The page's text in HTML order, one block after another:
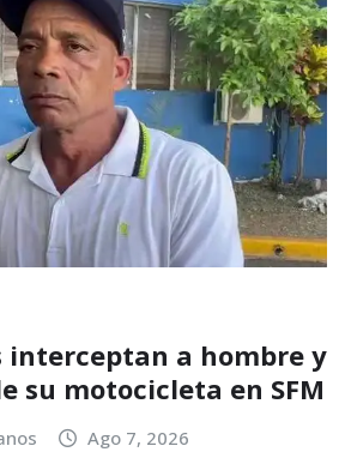
interceptan a hombre y
su motocicleta en SFM
Ago 7, 2026